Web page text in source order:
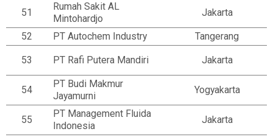
51
Rumah Sakit AL
Mintohardjo
Jakarta
52 PT Autochem Industry Tangerang
53 PT Rafi Putera Mandiri Jakarta
54
PT Budi Makmur
Jayamurni
Yogyakarta
55
PT Management Fluida
Indonesia
Jakarta